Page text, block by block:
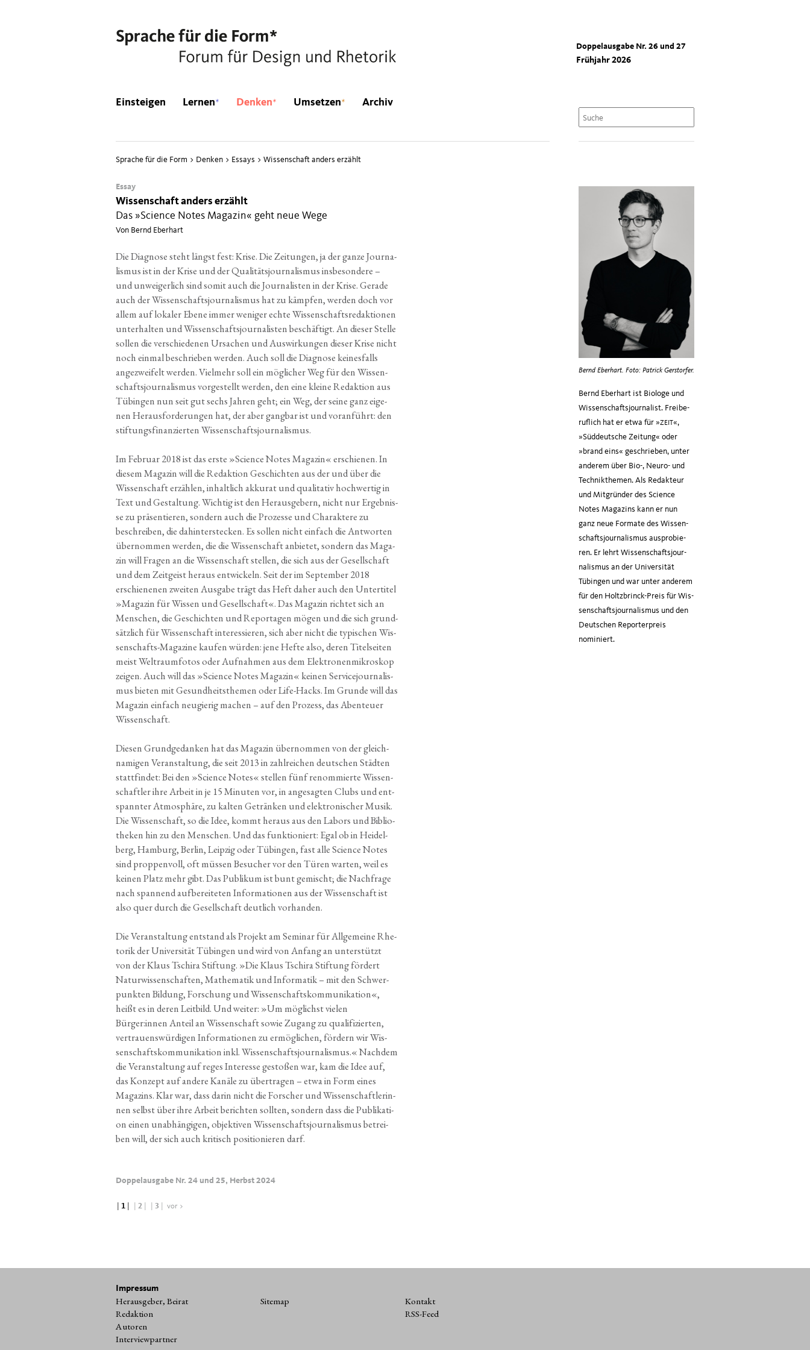
Einsteigen Lernen* Denken* Umsetzen* Archiv
Doppelausgabe Nr. 26 und 27
Frühjahr 2026
Sprache für die Form > Denken > Essays > Wissenschaft anders erzählt
Essay
Wissenschaft anders erzählt
Das »Science Notes Magazin« geht neue Wege
Von Bernd Eberhart
Die Dia­gno­se steht längst fest: Kri­se. Die Zei­tun­gen, ja der gan­ze Jour­na­
lis­mus ist in der Kri­se und der Qua­li­täts­jour­na­lis­mus ins­be­son­de­re –
und unwei­ger­lich sind somit auch die Jour­na­lis­ten in der Kri­se. Gera­de
auch der Wis­sen­schafts­jour­na­lis­mus hat zu kämp­fen, wer­den doch vor
allem auf loka­ler Ebe­ne immer weni­ger ech­te Wis­sen­schafts­re­dak­tio­nen
unter­hal­ten und Wis­sen­schafts­jour­na­lis­ten beschäf­tigt. An die­ser Stel­le
sol­len die ver­schie­de­nen Ursa­chen und Aus­wir­kun­gen die­ser Kri­se nicht
noch ein­mal beschrie­ben wer­den. Auch soll die Dia­gno­se kei­nes­falls
ange­zwei­felt wer­den. Viel­mehr soll ein mög­li­cher Weg für den Wis­sen­
schafts­jour­na­lis­mus vor­ge­stellt wer­den, den eine klei­ne Redak­ti­on aus
Tübin­gen nun seit gut sechs Jah­ren geht; ein Weg, der sei­ne ganz eige­
nen Her­aus­for­de­run­gen hat, der aber gang­bar ist und vor­an­führt: den
stif­tungs­fi­nan­zier­ten Wissenschaftsjournalismus.
Im Febru­ar 2018 ist das ers­te »Sci­ence Notes Maga­zin« erschie­nen. In
die­sem Maga­zin will die Redak­ti­on Geschich­ten aus der und über die
Wis­sen­schaft erzäh­len, inhalt­lich akku­rat und qua­li­ta­tiv hoch­wer­tig in
Text und Gestal­tung. Wich­tig ist den Her­aus­ge­bern, nicht nur Ergeb­nis­
se zu prä­sen­tie­ren, son­dern auch die Pro­zes­se und Cha­rak­te­re zu
beschrei­ben, die dahin­ter­ste­cken. Es sol­len nicht ein­fach die Ant­wor­ten
über­nom­men wer­den, die die Wis­sen­schaft anbie­tet, son­dern das Maga­
zin will Fra­gen an die Wis­sen­schaft stel­len, die sich aus der Gesell­schaft
und dem Zeit­geist her­aus ent­wi­ckeln. Seit der im Sep­tem­ber 2018
erschie­ne­nen zwei­ten Aus­ga­be trägt das Heft daher auch den Unter­ti­tel
»Maga­zin für Wis­sen und Gesell­schaft«. Das Maga­zin rich­tet sich an
Men­schen, die Geschich­ten und Repor­ta­gen mögen und die sich grund­
sätz­lich für Wis­sen­schaft inter­es­sie­ren, sich aber nicht die typi­schen Wis­
sen­schafts-Maga­zi­ne kau­fen wür­den: jene Hef­te also, deren Titel­sei­ten
meist Welt­raum­fo­tos oder Auf­nah­men aus dem Elek­tro­nen­mi­kro­skop
zei­gen. Auch will das »Sci­ence Notes Maga­zin« kei­nen Ser­vice­jour­na­lis­
mus bie­ten mit Gesund­heits­the­men oder Life-Hacks. Im Grun­de will das
Maga­zin ein­fach neu­gie­rig machen – auf den Pro­zess, das Aben­teu­er
Wissenschaft.
Die­sen Grund­ge­dan­ken hat das Maga­zin über­nom­men von der gleich­
na­mi­gen Ver­an­stal­tung, die seit 2013 in zahl­rei­chen deut­schen Städ­ten
statt­fin­det: Bei den »Sci­ence Notes« stel­len fünf renom­mier­te Wis­sen­
schaft­ler ihre Arbeit in je 15 Minu­ten vor, in ange­sag­ten Clubs und ent­
spann­ter Atmo­sphä­re, zu kal­ten Geträn­ken und elek­tro­ni­scher Musik.
Die Wis­sen­schaft, so die Idee, kommt her­aus aus den Labors und Biblio­
the­ken hin zu den Men­schen. Und das funk­tio­niert: Egal ob in Hei­del­
berg, Ham­burg, Ber­lin, Leip­zig oder Tübin­gen, fast alle Sci­ence Notes
sind prop­pen­voll, oft müs­sen Besu­cher vor den Türen war­ten, weil es
kei­nen Platz mehr gibt. Das Publi­kum ist bunt gemischt; die Nach­fra­ge
nach span­nend auf­be­rei­te­ten Infor­ma­tio­nen aus der Wis­sen­schaft ist
also quer durch die Gesell­schaft deut­lich vorhanden.
Die Ver­an­stal­tung ent­stand als Pro­jekt am Semi­nar für All­ge­mei­ne Rhe­
to­rik der Uni­ver­si­tät Tübin­gen und wird von Anfang an unter­stützt
von der Klaus Tschi­ra Stif­tung. »Die Klaus Tschi­ra Stif­tung för­dert
Natur­wis­sen­schaf­ten, Mathe­ma­tik und Infor­ma­tik – mit den Schwer­
punk­ten Bil­dung, For­schung und Wis­sen­schafts­kom­mu­ni­ka­ti­on«,
heißt es in deren Leit­bild. Und wei­ter: »Um mög­lichst vie­len
Bürger:innen Anteil an Wis­sen­schaft sowie Zugang zu qua­li­fi­zier­ten,
ver­trau­ens­wür­di­gen Infor­ma­tio­nen zu ermög­li­chen, för­dern wir Wis­
sen­schafts­kom­mu­ni­ka­ti­on inkl. Wis­sen­schafts­jour­na­lis­mus.« Nach­dem
die Ver­an­stal­tung auf reges Inter­es­se gesto­ßen war, kam die Idee auf,
das Kon­zept auf ande­re Kanä­le zu über­tra­gen – etwa in Form eines
Maga­zins. Klar war, dass dar­in nicht die For­scher und Wis­sen­schaft­le­rin­
nen selbst über ihre Arbeit berich­ten soll­ten, son­dern dass die Publi­ka­ti­
on einen unab­hän­gi­gen, objek­ti­ven Wis­sen­schafts­jour­na­lis­mus betrei­
ben will, der sich auch kri­tisch posi­tio­nie­ren darf.
Doppelausgabe Nr. 24 und 25, Herbst 2024
1 2 3 vor >
Bernd Eberhart. Foto: Patrick Gerstorfer.
Bernd Eber­hart ist Bio­lo­ge und
Wis­sen­schafts­jour­na­list. Frei­be­
ruf­lich hat er etwa für »ZEIT«,
»Süd­deut­sche Zei­tung« oder
»brand eins« geschrie­ben, unter
ande­rem über Bio-, Neu­ro- und
Tech­nik­the­men. Als Redak­teur
und Mit­grün­der des Sci­ence
Notes Maga­zins kann er nun
ganz neue For­ma­te des Wis­sen­
schafts­jour­na­lis­mus aus­pro­bie­
ren. Er lehrt Wis­sen­schafts­jour­
na­lis­mus an der Uni­ver­si­tät
Tübin­gen und war unter ande­rem
für den Holtz­brinck-Preis für Wis­
sen­schafts­jour­na­lis­mus und den
Deut­schen Repor­ter­preis
nominiert.
Impressum
Herausgeber, Beirat
Redaktion
Autoren
Interviewpartner
Sitemap
Kontakt
RSS-Feed